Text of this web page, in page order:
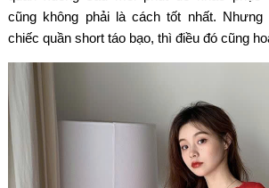
cũng không phải là cách tốt nhất.
chiếc quần short táo bạo, thì điều đó cũng